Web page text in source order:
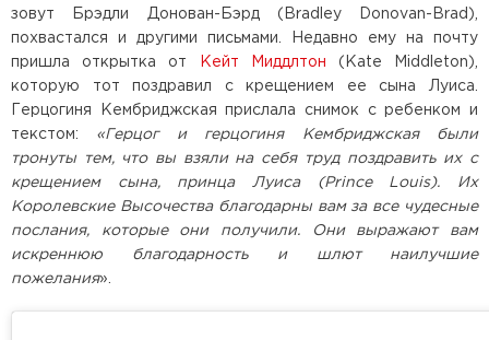
зовут Брэдли Донован-Бэрд (Bradley Donovan-Brad),
похвастался и другими письмами. Недавно ему на почту
пришла открытка от
Кейт Миддлтон (Kate Middleton),
которую тот поздравил с крещением ее сына Луиса.
Герцогиня Кембриджская прислала снимок с ребенком и
текстом: «Герцог и герцогиня Кембриджская были
тронуты тем, что вы взяли на себя труд поздравить их с
крещением сына, принца Луиса (Prince Louis). Их
Королевские Высочества благодарны вам за все чудесные
послания, которые они получили. Они выражают вам
искреннюю благодарность и шлют наилучшие
пожелания».